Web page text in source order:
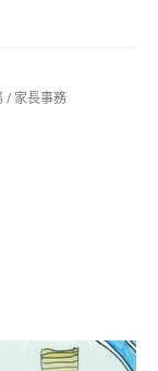
/ 家長事務